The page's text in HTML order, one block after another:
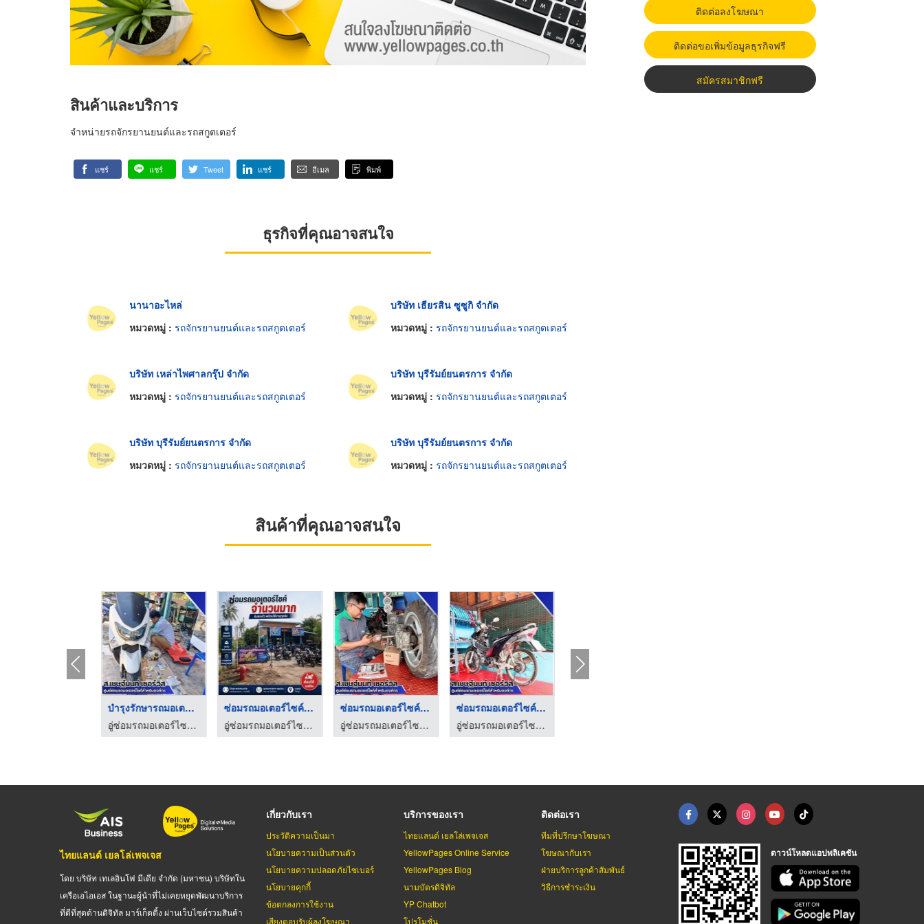
สินค้าและบริการ
จำหน่ายรถจักรยานยนต์และรถสกูตเตอร์
แชร์ แชร์ Tweet แชร์ อีเมล พิมพ์
ธุรกิจที่คุณอาจสนใจ
นานาอะไหล่
หมวดหมู่ : รถจักรยานยนต์และรถสกูตเตอร์
บริษัท เธียรสิน ซูซูกิ จำกัด
หมวดหมู่ : รถจักรยานยนต์และรถสกูตเตอร์
บริษัท เหล่าไพศาลกรุ๊ป จำกัด
หมวดหมู่ : รถจักรยานยนต์และรถสกูตเตอร์
บริษัท บุรีรัมย์ยนตรการ จำกัด
หมวดหมู่ : รถจักรยานยนต์และรถสกูตเตอร์
บริษัท บุรีรัมย์ยนตรการ จำกัด
หมวดหมู่ : รถจักรยานยนต์และรถสกูตเตอร์
บริษัท บุรีรัมย์ยนตรการ จำกัด
หมวดหมู่ : รถจักรยานยนต์และรถสกูตเตอร์
สินค้าที่คุณอาจสนใจ
บำรุงรักษารถมอเตอร์ไ ...
อู่ซ่อมรถมอเตอร์ไซค์สำหรับบริษัท - ส.เชษฐ์นนท์ เซอร์วิส
ซ่อมรถมอเตอร์ไซค์จำน ...
อู่ซ่อมรถมอเตอร์ไซค์สำหรับบริษัท - ส.เชษฐ์นนท์ เซอร์วิส
ซ่อมรถมอเตอร์ไซค์ นน ...
อู่ซ่อมรถมอเตอร์ไซค์สำหรับบริษัท - ส.เชษฐ์นนท์ เซอร์วิส
ซ่อมรถมอเตอร์ไซค์ fl ...
อู่ซ่อมรถมอเตอร์ไซค์สำหรับบริษัท - ส.เชษฐ์นนท์ เซอร์วิส
ติดต่อลงโฆษณา
ติดต่อขอเพิ่มข้อมูลธุรกิจฟรี
สมัครสมาชิกฟรี
ไทยแลนด์ เยลโล่เพจเจส
โดย บริษัท เทเลอินโฟ มีเดีย จำกัด (มหาชน) บริษัทใน
เครือเอไอเอส ในฐานะผู้นำที่ไม่เคยหยุดพัฒนาบริการ
ที่ดีที่สุดด้านดิจิทัล มาร์เก็ตติ้ง ผ่านเว็บไซต์รวมสินค้า
เกี่ยวกับเรา
ประวัติความเป็นมา
นโยบายความเป็นส่วนตัว
นโยบายความปลอดภัยไซเบอร์
นโยบายคุกกี้
ข้อตกลงการใช้งาน
เสียงตอบรับผู้ลงโฆษณา
บริการของเรา
ไทยแลนด์ เยลโล่เพจเจส
YellowPages Online Service
YellowPages Blog
นามบัตรดิจิทัล
YP Chatbot
โปรโมชั่น
ติดต่อเรา
ทีมที่ปรึกษาโฆษณา
โฆษณากับเรา
ฝ่ายบริการลูกค้าสัมพันธ์
วิธีการชำระเงิน
ดาวน์โหลดแอปพลิเคชัน